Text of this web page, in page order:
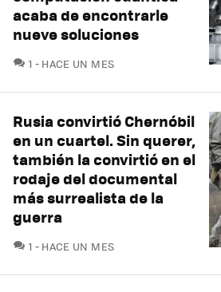
acaba de encontrarle
nueve soluciones
1 COMENTARIOS
HACE UN MES
Rusia convirtió Chernóbil
en un cuartel. Sin querer,
también la convirtió en el
rodaje del documental
más surrealista de la
guerra
1 COMENTARIOS
HACE UN MES